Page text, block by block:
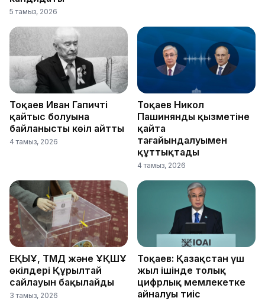
5 тамыз, 2026
Тоқаев Иван Гапичтің
қайтыс болуына
байланысты көңіл айтты
4 тамыз, 2026
Тоқаев Никол
Пашинянды қызметіне
қайта
тағайындалуымен
құттықтады
4 тамыз, 2026
ЕҚЫҰ, ТМД және ҰҚШҰ
өкілдері Құрылтай
сайлауын бақылайды
3 тамыз, 2026
Тоқаев: Қазақстан үш
жыл ішінде толық
цифрлық мемлекетке
айналуы тиіс